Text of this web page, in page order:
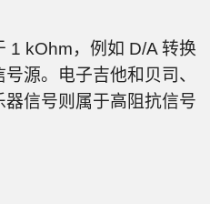
1 kOhm，例如 D/A 转换
源。电子吉他和贝司、
信号则属于高阻抗信号